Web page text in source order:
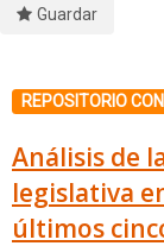
Guardar
REPOSITORIO
Análisis de
legislativa
últimos